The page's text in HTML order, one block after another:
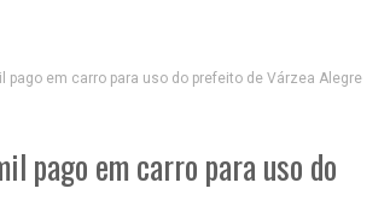
em carro para uso do prefeito de Várzea Alegre
pago em carro para uso do